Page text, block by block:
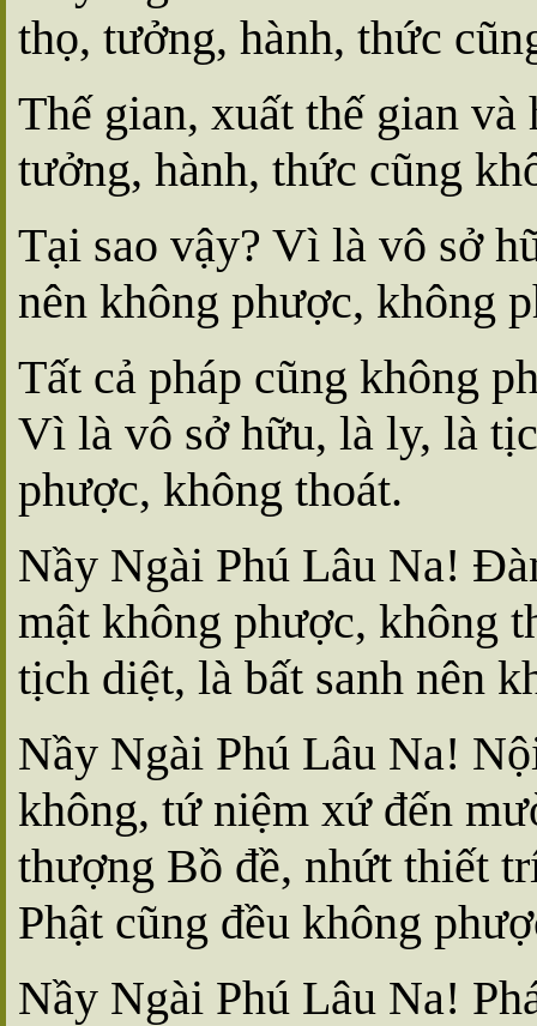
thọ, tưởng, hành, thức
Thế gian, xuất thế gian
tưởng, hành, thức cũng
Tại sao vậy? Vì là vô sở
nên không phược, không
Tất cả pháp cũng không
Vì là vô sở hữu, là ly, là
phược, không thoát.
Nầy Ngài Phú Lâu Na!
mật không phược, không
tịch diệt, là bất sanh nên
Nầy Ngài Phú Lâu Na!
không, tứ niệm xứ đến
thượng Bồ đề, nhứt thiết
Phật cũng đều không
Nầy Ngài Phú Lâu Na!